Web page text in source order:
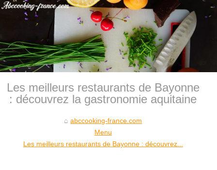
Les meilleurs restaurants de Bayonne
: découvrez la gastronomie aquitaine
abccooking-france.com
Menu
Les meilleurs restaurants de Bayonne : découvrez...